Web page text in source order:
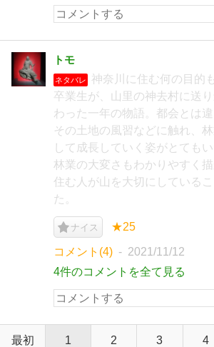
トモ
ネタバレ
神奈川に住む何の目的
卒業生が、山里の神去村に送
わった一年の物語。都会とは
その土地の風習などに触れ、
して成長していく姿がとても
林業の大変さもわかりやすく
住む人が山を大切にしている
た。
ナイス ★25
コメント(4)
2021/11/12
4件のコメントを全て見る
最初 1 2 3 4